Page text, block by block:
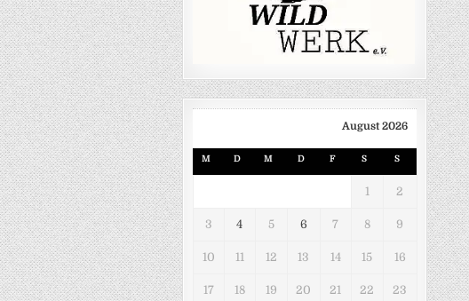
August 2026
M D M D F S S
1 2
3 4 5 6 7 8 9
10 11 12 13 14 15 16
17 18 19 20 21 22 23